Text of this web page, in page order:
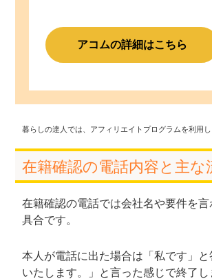
アコムの詳細はこちら
暮らしの達人では、アフィリエイトプログラムを利用
在籍確認の電話内容と主な
在籍確認の電話では会社名や要件を
具合です。
本人が電話に出た場合は「私です」
いたします。」と言った感じで終了し